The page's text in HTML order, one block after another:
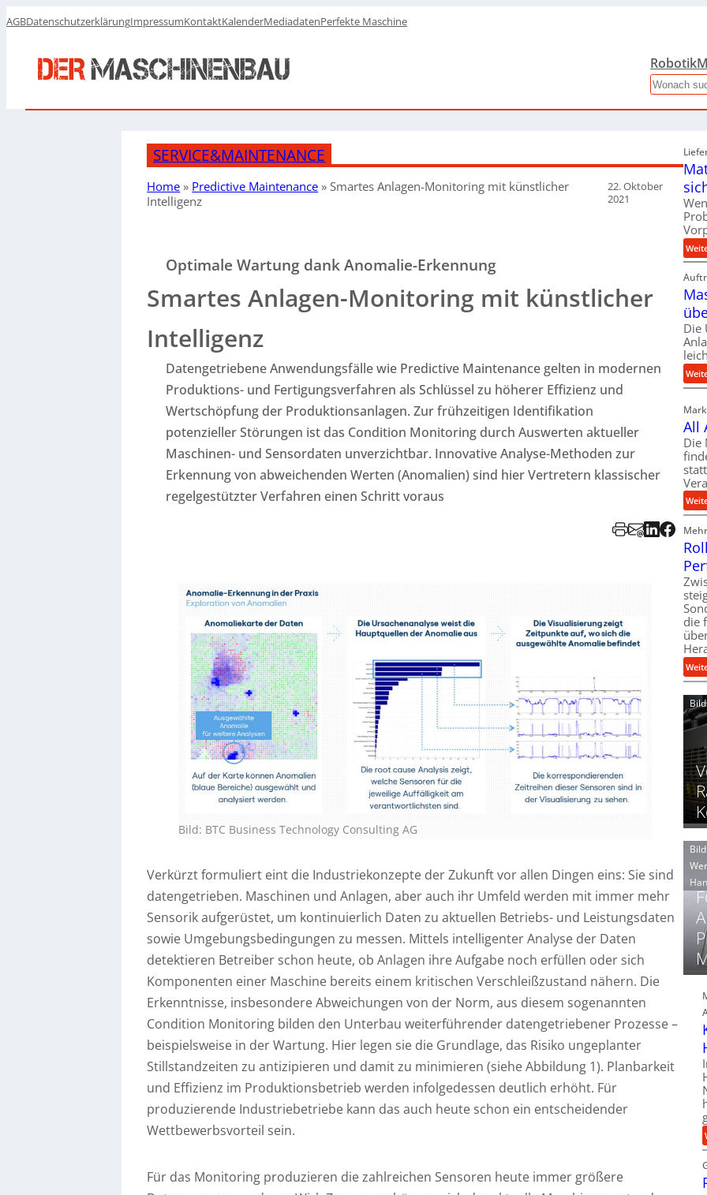
AGBDatenschutzerklärungImpressumKontaktKalenderMediadatenPerfekte Maschine
Robotik
Search
SERVICE&MAINTENANCE
Home » Predictive Maintenance »Smartes Anlagen-Monitoring mit künstlicher
Intelligenz
22. Oktober
2021
Optimale Wartung dank Anomalie-Erkennung
Smartes Anlagen-Monitoring mit künstlicher
Intelligenz
Datengetriebene Anwendungsfälle wie Predictive Maintenance gelten in modernen
Produktions- und Fertigungsverfahren als Schlüssel zu höherer Effizienz und
Wertschöpfung der Produktionsanlagen. Zur frühzeitigen Identifikation
potenzieller Störungen ist das Condition Monitoring durch Auswerten aktueller
Maschinen- und Sensordaten unverzichtbar. Innovative Analyse-Methoden zur
Erkennung von abweichenden Werten (Anomalien) sind hier Vertretern klassischer
regelgestützter Verfahren einen Schritt voraus
Bild: BTC Business Technology Consulting AG
Verkürzt formuliert eint die Industriekonzepte der Zukunft vor allen Dingen eins: Sie sind
datengetrieben. Maschinen und Anlagen, aber auch ihr Umfeld werden mit immer mehr
Sensorik aufgerüstet, um kontinuierlich Daten zu aktuellen Betriebs- und Leistungsdaten
sowie Umgebungsbedingungen zu messen. Mittels intelligenter Analyse der Daten
detektieren Betreiber schon heute, ob Anlagen ihre Aufgabe noch erfüllen oder sich
Komponenten einer Maschine bereits einem kritischen Verschleißzustand nähern. Die
Erkenntnisse, insbesondere Abweichungen von der Norm, aus diesem sogenannten
Condition Monitoring bilden den Unterbau weiterführender datengetriebener Prozesse –
beispielsweise in der Wartung. Hier legen sie die Grundlage, das Risiko ungeplanter
Stillstandzeiten zu antizipieren und damit zu minimieren (siehe Abbildung 1). Planbarkeit
und Effizienz im Produktionsbetrieb werden infolgedessen deutlich erhöht. Für
produzierende Industriebetriebe kann das auch heute schon ein entscheidender
Wettbewerbsvorteil sein.
Für das Monitoring produzieren die zahlreichen Sensoren heute immer größere
Die
All
Die
die